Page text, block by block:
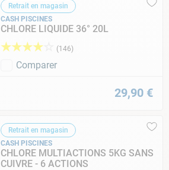
Retrait en magasin
CASH PISCINES
CHLORE LIQUIDE 36° 20L
★★★★ (146)
Comparer
29,90 €
Retrait en magasin
CASH PISCINES
CHLORE MULTIACTIONS 5KG SANS
CUIVRE - 6 ACTIONS